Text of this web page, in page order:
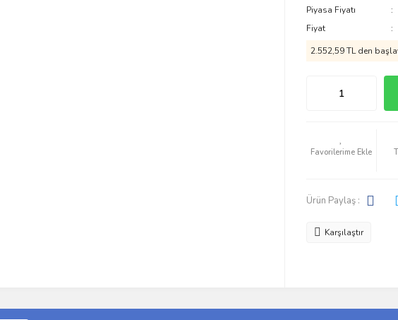
Piyasa Fiyatı
Fiyat
2.552,59 TL den
Ürün Paylaş :
Karşılaştır